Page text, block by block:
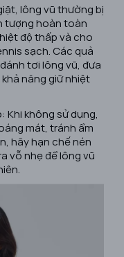
lông vũ thường bị
tượng hoàn toàn
độ thấp và cho
sạch. Các quả
tơi lông vũ, đưa
năng giữ nhiệt
Khi không sử dụng,
mát, tránh ẩm
hãy hạn chế nén
vỗ nhẹ để lông vũ